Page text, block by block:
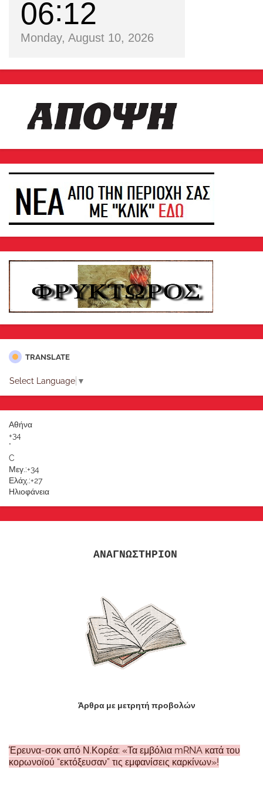
06 12
Monday, August 10, 2026
TRANSLATE
Select Language ▼
Αθήνα
+34
°
C
Μεγ.:+34
Ελάχ.:+27
Ηλιοφάνεια
ΑΝΑΓΝΩΣΤΗΡΙΟΝ
Άρθρα με μετρητή προβολών
Έρευνα-σοκ από Ν.Κορέα: «Τα εμβόλια mRNA κατά του
κορωνοϊού “εκτόξευσαν” τις εμφανίσεις καρκίνων»!